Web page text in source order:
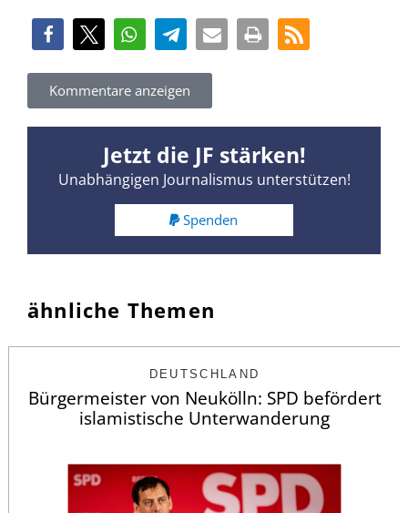
Kommentare anzeigen
Jetzt die JF stärken!
Unabhängigen Journalismus unterstützen!
Spenden
ähnliche Themen
DEUTSCHLAND
Bürgermeister von Neukölln: SPD befördert
islamistische Unterwanderung